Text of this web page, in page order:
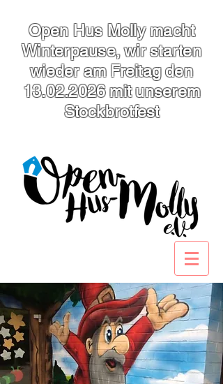
Open Hus Molly macht
Winterpause, wir starten
wieder am Freitag den
13.02.2026mit unserem
Stockbrotfest